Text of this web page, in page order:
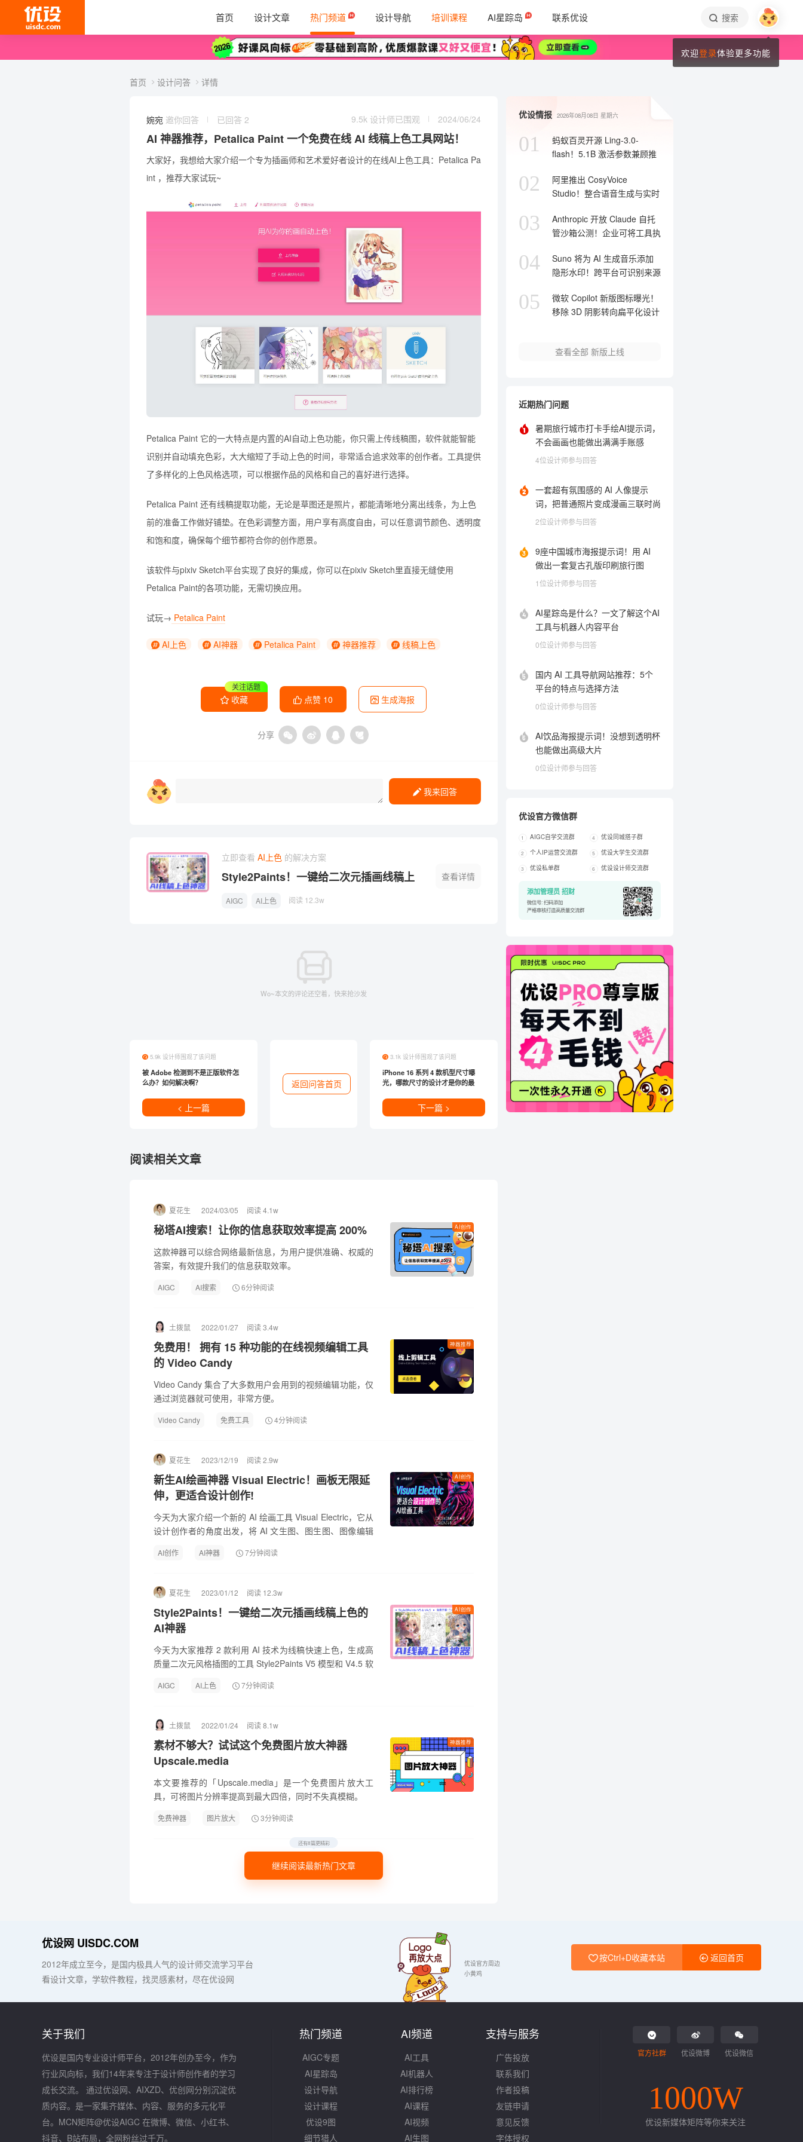
首页 设计文章 热门频道 设计导航 培训课程 AI星踪岛 联系优设 搜索
首页 设计问答 详情
婉宛 邀你回答 已回答 2 9.5k 设计师已围观 2024/06/24
AI 神器推荐，Petalica Paint 一个免费在线 AI 线稿上色工具网站！
大家好，我想给大家介绍一个专为插画师和艺术爱好者设计的在线AI上色工具： Petalica Pa
int ，推荐大家试玩~
Petalica Paint 它的一大特点是内置的AI自动上色功能，你只需上传线稿图，软件就能智能
识别并自动填充色彩，大大缩短了手动上色的时间，非常适合追求效率的创作者。工具提供
了多样化的上色风格选项，可以根据作品的风格和自己的喜好进行选择。
Petalica Paint 还有线稿提取功能，无论是草图还是照片，都能清晰地分离出线条，为上色
前的准备工作做好铺垫。在色彩调整方面，用户享有高度自由，可以任意调节颜色、透明度
和饱和度，确保每个细节都符合你的创作愿景。
该软件与pixiv Sketch平台实现了良好的集成，你可以在pixiv Sketch里直接无缝使用
Petalica Paint的各项功能，无需切换应用。
试玩→ Petalica Paint
AI上色 AI神器 Petalica Paint 神器推荐 线稿上色
收藏
关注话题
点赞 10 生成海报
分享
我来回答
立即查看 AI上色 的解决方案
Style2Paints！一键给二次元插画线稿上
AIGC AI上色 阅读 12.3w
查看详情
Wo~本文的评论还空着，快来抢沙发
5.9k 设计师围观了该问题
被 Adobe 检测到不是正版软件怎
么办？如何解决啊？
< 上一篇
返回问答首页
3.1k 设计师围观了该问题
iPhone 16 系列 4 款机型尺寸曝
光，哪款尺寸的设计才是你的最
下一篇 >
阅读相关文章
夏花生 2024/03/05 阅读 4.1w
AI创作
秘塔AI搜索！让你的信息获取效率提高 200%
这款神器可以综合网络最新信息，为用户提供准确、权威的
答案，有效提升我们的信息获取效率。
AIGC AI搜索 6分钟阅读
土拨鼠 2022/01/27 阅读 3.4w
神器推荐
免费用！ 拥有 15 种功能的在线视频编辑工具
的 Video Candy
Video Candy 集合了大多数用户会用到的视频编辑功能，仅
通过浏览器就可使用，非常方便。
Video Candy 免费工具 4分钟阅读
夏花生 2023/12/19 阅读 2.9w
AI创作
新生AI绘画神器 Visual Electric！画板无限延
伸，更适合设计创作!
今天为大家介绍一个新的 AI 绘画工具 Visual Electric，它从
设计创作者的角度出发，将 AI 文生图、图生图、图像编辑
AI创作 AI神器 7分钟阅读
夏花生 2023/01/12 阅读 12.3w
AI创作
Style2Paints！一键给二次元插画线稿上色的
AI神器
今天为大家推荐 2 款利用 AI 技术为线稿快速上色，生成高
质量二次元风格插图的工具 Style2Paints V5 模型和 V4.5 软
AIGC AI上色 7分钟阅读
土拨鼠 2022/01/24 阅读 8.1w
神器推荐
素材不够大？试试这个免费图片放大神器
Upscale.media
本文要推荐的「Upscale.media」是一个免费图片放大工
具，可将图片分辨率提高到最大四倍，同时不失真模糊。
免费神器 图片放大 3分钟阅读
继续阅读最新热门文章
还有8篇更精彩
优设情报 2026年08月08日 星期六
01
蚂蚁百灵开源 Ling-3.0-
flash！5.1B 激活参数兼顾推
02
阿里推出 CosyVoice
Studio！整合语音生成与实时
03
Anthropic 开放 Claude 自托
管沙箱公测！企业可将工具执
04
Suno 将为 AI 生成音乐添加
隐形水印！跨平台可识别来源
05
微软 Copilot 新版图标曝光！
移除 3D 阴影转向扁平化设计
查看全部 新版上线
近期热门问题
暑期旅行城市打卡手绘AI提示词，
不会画画也能做出满满手账感
4位设计师参与回答
一套超有氛围感的 AI 人像提示
词，把普通照片变成漫画三联时尚
大片
2位设计师参与回答
9座中国城市海报提示词！用 AI
做出一套复古孔版印刷旅行图
1位设计师参与回答
AI星踪岛是什么？一文了解这个AI
工具与机器人内容平台
0位设计师参与回答
国内 AI 工具导航网站推荐：5个
平台的特点与选择方法
0位设计师参与回答
AI饮品海报提示词！没想到透明杯
也能做出高级大片
0位设计师参与回答
优设官方微信群
1 AIGC自学交流群
2 个人IP运营交流群
3 优设私单群
4 优设同城搭子群
5 优设大学生交流群
6 优设设计师交流群
添加管理员 招财
微信号: 扫码添加
严格审核打造高质量交流群
优设网 UISDC.COM
2012年成立至今，是国内极具人气的设计师交流学习平台
看设计文章，学软件教程，找灵感素材，尽在优设网
按Ctrl+D收藏本站 返回首页
优设官方周边
小黄鸡
关于我们
优设是国内专业设计师平台，2012年创办至今，作为
行业风向标，我们14年来专注于设计师创作者的学习
成长交流。 通过优设网、AIXZD、优创网分别沉淀优
质内容。是一家集齐媒体、内容、服务的多元化平
台。MCN矩阵@优设AIGC 在微博、微信、小红书、
抖音、B站布局，全网粉丝过千万。
热门频道
AIGC专题
AI星踪岛
设计导航
设计课程
优设9图
细节猎人
AI频道
AI工具
AI机器人
AI排行榜
AI课程
AI视频
AI生图
支持与服务
广告投放
联系我们
作者投稿
友链申请
意见反馈
字体授权
官方社群 优设微博 优设微信
1000W
优设新媒体矩阵等你来关注
欢迎登录体验更多功能